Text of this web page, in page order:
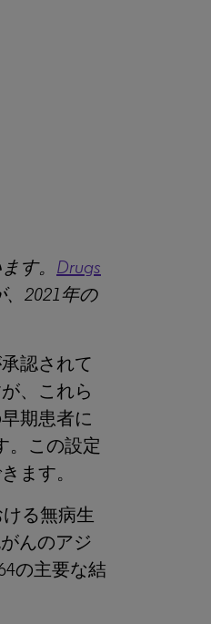
す。 Drugs
2021年の
認されて
、これら
期患者に
。この設定
ます。
る無病生
んのアジ
の主要な結